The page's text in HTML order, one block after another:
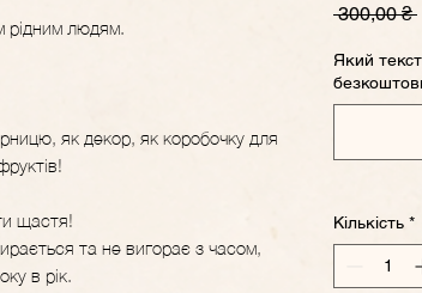
рідним людям.
як декор, як коробочку для
щастя!
та не вигорає з часом,
в рік.
300,00 ₴
Який
Кількість *